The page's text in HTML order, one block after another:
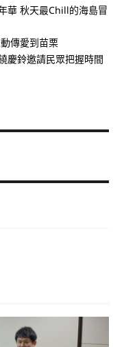
華 秋天最Chill的海島冒
傳愛到苗栗
慶鈴邀請民眾把握時間